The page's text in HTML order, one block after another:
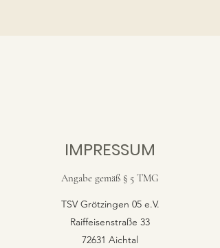
IMPRESSUM
Angabe gemäß § 5 TMG
TSV Grötzingen 05 e.V.
Raiffeisenstraße 33
72631 Aichtal